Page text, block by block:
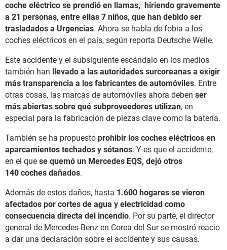
coche eléctrico se prendió en llamas, hiriendo gravemente
a 21 personas, entre ellas 7 niños, que han debido ser
trasladados a Urgencias. Ahora se habla de fobia a los
coches eléctricos en el país, según reporta Deutsche Welle.
Este accidente y el subsiguiente escándalo en los medios
también han llevado a las autoridades surcoreanas a exigir
más transparencia a los fabricantes de automóviles. Entre
otras cosas, las marcas de automóviles ahora deben ser
más abiertas sobre qué subproveedores utilizan, en
especial para la fabricación de piezas clave como la batería.
También se ha propuesto prohibir los coches eléctricos en
aparcamientos techados y sótanos. Y es que el accidente,
en el que se quemó un Mercedes EQS, dejó otros
140 coches dañados.
Además de estos daños, hasta 1.600 hogares se vieron
afectados por cortes de agua y electricidad como
consecuencia directa del incendio. Por su parte, el director
general de Mercedes-Benz en Corea del Sur se mostró reacio
a dar una declaración sobre el accidente y sus causas.